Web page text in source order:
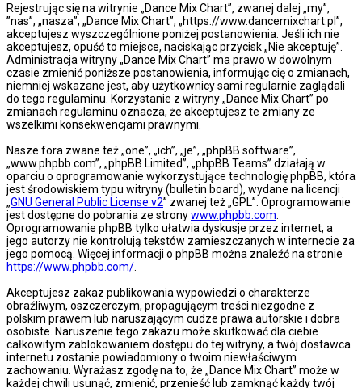
Rejestrując się na witrynie „Dance Mix Chart”, zwanej dalej „my”,
”nas”, „nasza”, „Dance Mix Chart”, „https://www.dancemixchart.pl”,
akceptujesz wyszczególnione poniżej postanowienia. Jeśli ich nie
akceptujesz, opuść to miejsce, naciskając przycisk „Nie akceptuję”.
Administracja witryny „Dance Mix Chart” ma prawo w dowolnym
czasie zmienić poniższe postanowienia, informując cię o zmianach,
niemniej wskazane jest, aby użytkownicy sami regularnie zaglądali
do tego regulaminu. Korzystanie z witryny „Dance Mix Chart” po
zmianach regulaminu oznacza, że akceptujesz te zmiany ze
wszelkimi konsekwencjami prawnymi.
Nasze fora zwane też „one”, „ich”, „je”, „phpBB software”,
„www.phpbb.com”, „phpBB Limited”, „phpBB Teams” działają w
oparciu o oprogramowanie wykorzystujące technologię phpBB, która
jest środowiskiem typu witryny (bulletin board), wydane na licencji
„GNU General Public License v2” zwanej też „GPL”. Oprogramowanie
jest dostępne do pobrania ze stronywww.phpbb.com
Oprogramowanie phpBB tylko ułatwia dyskusje przez internet, a
jego autorzy nie kontrolują tekstów zamieszczanych w internecie za
jego pomocą. Więcej informacji o phpBB można znaleźć na stronie
https://www.phpbb.com/
Akceptujesz zakaz publikowania wypowiedzi o charakterze
obraźliwym, oszczerczym, propagującym treści niezgodne z
polskim prawem lub naruszającym cudze prawa autorskie i dobra
osobiste. Naruszenie tego zakazu może skutkować dla ciebie
całkowitym zablokowaniem dostępu do tej witryny, a twój dostawca
internetu zostanie powiadomiony o twoim niewłaściwym
zachowaniu. Wyrażasz zgodę na to, że „Dance Mix Chart” może w
każdej chwili usunąć, zmienić, przenieść lub zamknąć każdy twój